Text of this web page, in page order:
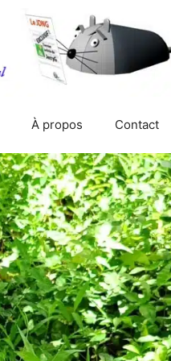
À propos Contact